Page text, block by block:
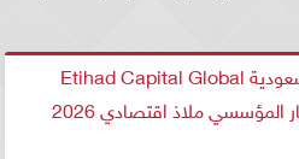
سامر شقير الاستثمار في السعودية Etihad Capital Global
Capital Blom Invest الاستثمار المؤسسي ملاذ اقتصادي 2026